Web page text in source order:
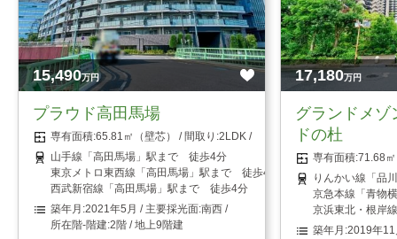
15,490万円
プラウド高田馬場
65.81㎡（壁芯）
2LDK
山手線「高田馬場」駅まで 徒歩4分
東京メトロ東西線「高田馬場」駅まで 徒歩4分
西武新宿線「高田馬場」駅まで 徒歩4分
2021年5月
南西
2階 / 地上9階建
17,180万円
グランドメゾ
ドの杜
71.68
りんかい線「品
京急本線「青物
京浜東北・根岸
2019年11